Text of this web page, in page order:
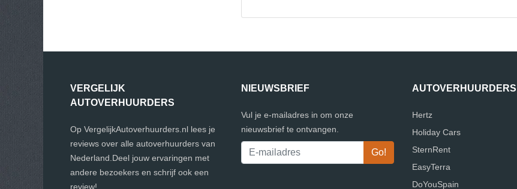
VERGELIJK
AUTOVERHUURDERS
Op VergelijkAutoverhuurders.nl lees je
reviews over alle autoverhuurders van
Nederland.Deel jouw ervaringen met
andere bezoekers en schrijf ook een
review!
NIEUWSBRIEF
Vul je e-mailadres in om onze
nieuwsbrief te ontvangen.
AUTOVERHUURDERS
Hertz
Holiday Cars
SternRent
EasyTerra
DoYouSpain